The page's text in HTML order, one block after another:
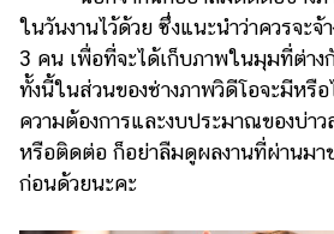
ในวันงานไว้ด้วย ซึ่งแนะนำว่าควรจะจ้
3 คน เพื่อที่จะได้เก็บภาพในมุมที่ต่า
ทั้งนี้ในส่วนของช่างภาพวิดีโอจะมีหรื
ความต้องการและงบประมาณของบ่า
หรือติดต่อ ก็อย่าลืมดูผลงานที่ผ่านมา
ก่อนด้วยนะคะ